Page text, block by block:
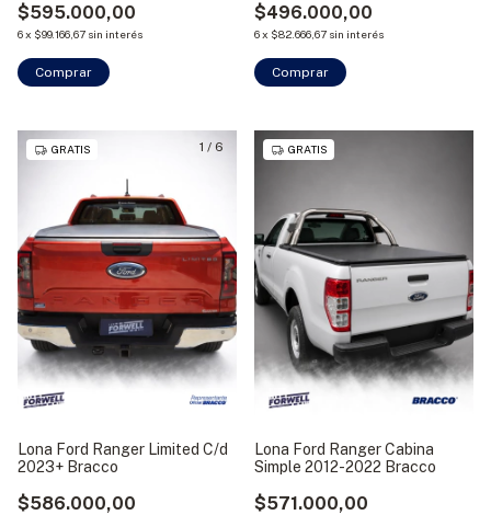
$595.000,00
6x $99.166,67 sin interés
Comprar
$496.000,00
6x $82.666,67 sin interés
Comprar
1 / 6
GRATIS
Lona Ford Ranger Limited C/d
2023+ Bracco
$586.000,00
GRATIS
Lona Ford Ranger Cabina
Simple 2012-2022 Bracco
$571.000,00